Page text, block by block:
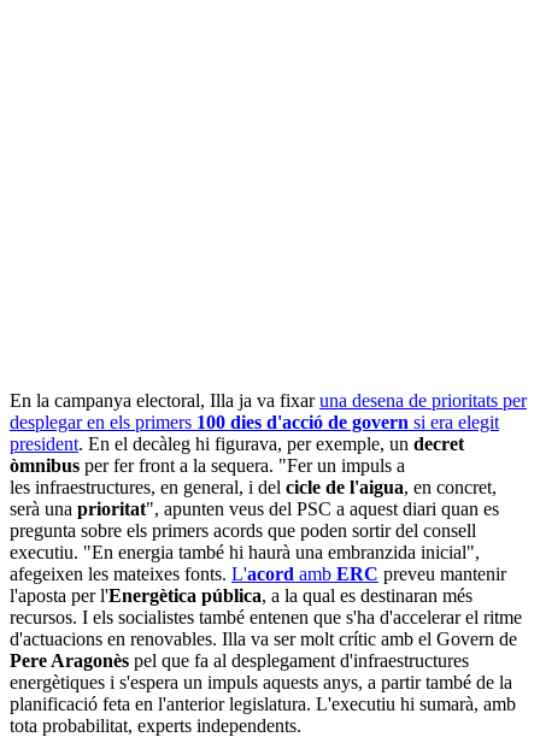
En la campanya electoral, Illa ja va fixaruna desena de prioritats per
desplegar en els primers 100 dies d'acció de govern si era elegit
president. En el decàleg hi figurava, per exemple, un decret
òmnibus per fer front a la sequera. "Fer un impuls a
les infraestructures, en general, i del cicle de l'aigua, en concret,
serà una prioritat", apunten veus del PSC a aquest diari quan es
pregunta sobre els primers acords que poden sortir del consell
executiu. "En energia també hi haurà una embranzida inicial",
afegeixen les mateixes fonts. L'acord amb ERC preveu mantenir
l'aposta per l'Energètica pública, a la qual es destinaran més
recursos. I els socialistes també entenen que s'ha d'accelerar el ritme
d'actuacions en renovables. Illa va ser molt crític amb el Govern de
Pere Aragonès pel que fa al desplegament d'infraestructures
energètiques i s'espera un impuls aquests anys, a partir també de la
planificació feta en l'anterior legislatura. L'executiu hi sumarà, amb
tota probabilitat, experts independents.